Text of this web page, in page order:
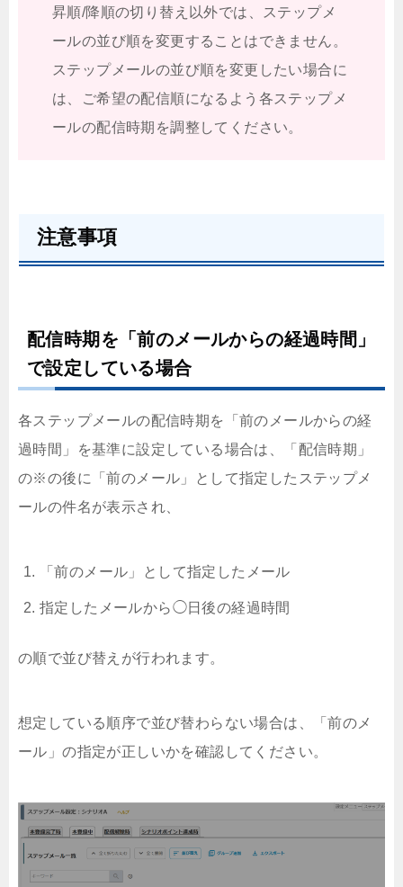
昇順/降順の切り替え以外では、ステップメ
ールの並び順を変更することはできません。
ステップメールの並び順を変更したい場合に
は、ご希望の配信順になるよう各ステップメ
ールの配信時期を調整してください。
注意事項
配信時期を「前のメールからの経過時間」
で設定している場合
各ステップメールの配信時期を「前のメールからの経
過時間」を基準に設定している場合は、「配信時期」
の※の後に「前のメール」として指定したステップメ
ールの件名が表示され、
「前のメール」として指定したメール
指定したメールから◯日後の経過時間
の順で並び替えが行われます。
想定している順序で並び替わらない場合は、「前のメ
ール」の指定が正しいかを確認してください。